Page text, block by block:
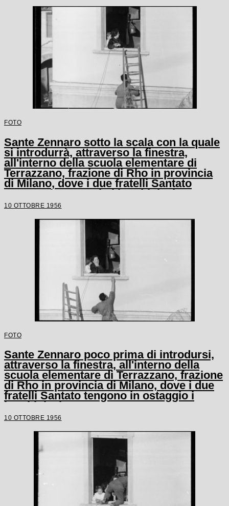
FOTO
Sante Zennaro sotto la scala con la quale
si introdurrà, attraverso la finestra,
all'interno della scuola elementare di
Terrazzano, frazione di Rho in provincia
di Milano, dove i due fratelli Santato
tengono in ostaggio i bambini e le tre
maestre
10 OTTOBRE 1956
FOTO
Sante Zennaro poco prima di introdursi,
attraverso la finestra, all'interno della
scuola elementare di Terrazzano, frazione
di Rho in provincia di Milano, dove i due
fratelli Santato tengono in ostaggio i
bambini e le tre maestre
10 OTTOBRE 1956